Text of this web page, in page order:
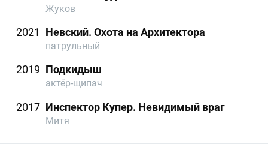
Жуков
2021 Невский. Охота на Архитектора
патрульный
2019 Подкидыш
актёр-щипач
2017 Инспектор Купер. Невидимый враг
Митя